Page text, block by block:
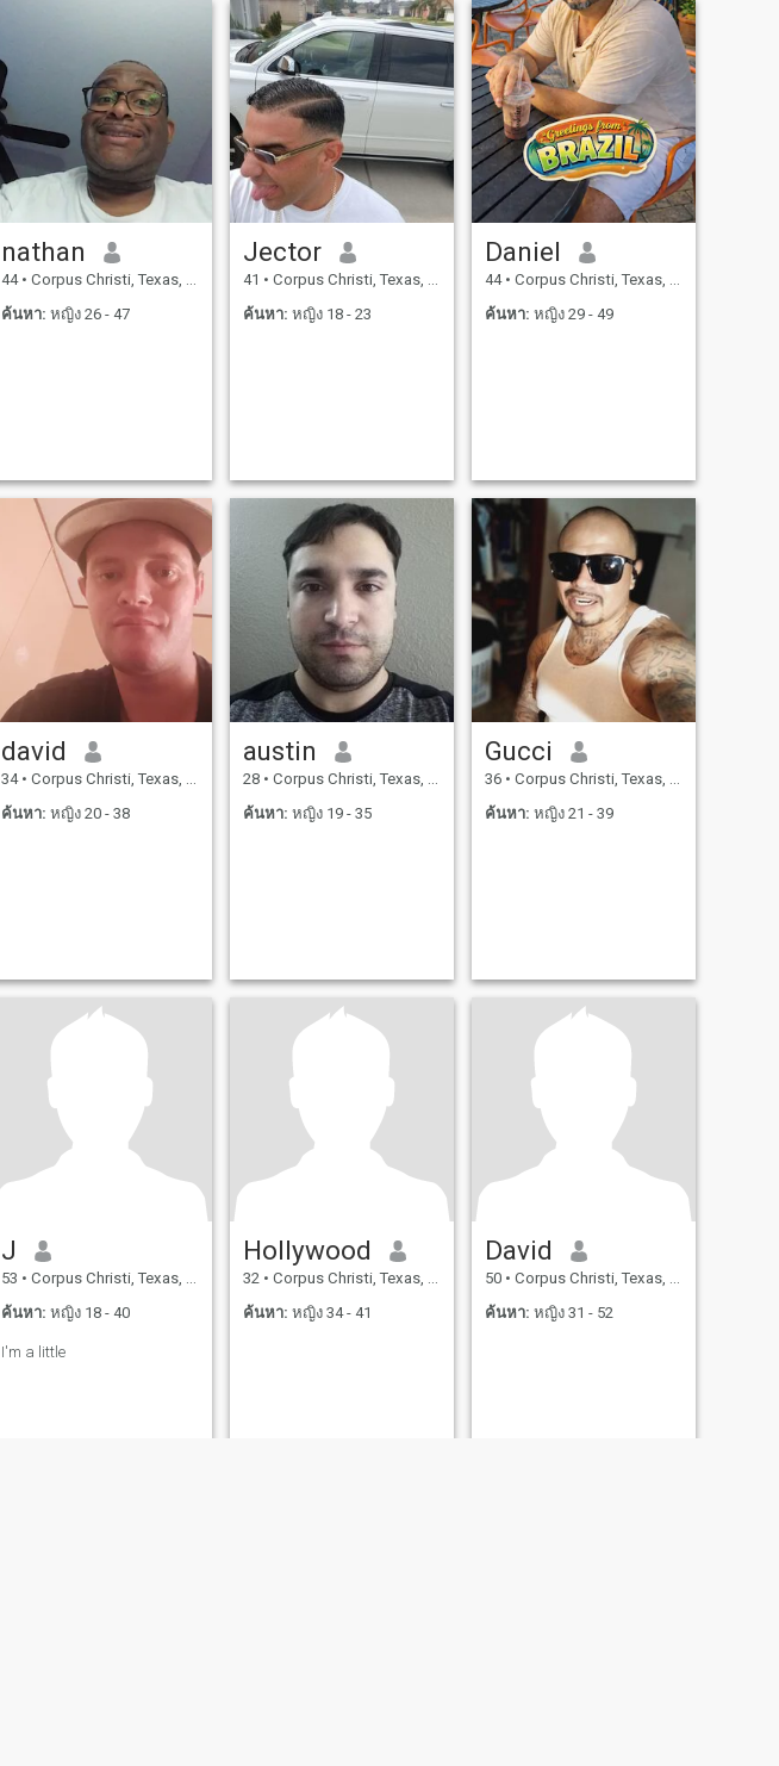
nathan
44 • Corpus Christi, Texas, สหรัฐอเมริกา
ค้นหา: หญิง 26 - 47
Jector
41 • Corpus Christi, Texas, สหรัฐอเมริกา
ค้นหา: หญิง 18 - 23
Daniel
44 • Corpus Christi, Texas, สหรัฐอเมริกา
ค้นหา: หญิง 29 - 49
david
34 • Corpus Christi, Texas, สหรัฐอเมริกา
ค้นหา: หญิง 20 - 38
austin
28 • Corpus Christi, Texas, สหรัฐอเมริกา
ค้นหา: หญิง 19 - 35
Gucci
36 • Corpus Christi, Texas, สหรัฐอเมริกา
ค้นหา: หญิง 21 - 39
J
53 • Corpus Christi, Texas, สหรัฐอเมริกา
ค้นหา: หญิง 18 - 40
I'm a little
Hollywood
32 • Corpus Christi, Texas, สหรัฐอเมริกา
ค้นหา: หญิง 34 - 41
David
50 • Corpus Christi, Texas, สหรัฐอเมริกา
ค้นหา: หญิง 31 - 52